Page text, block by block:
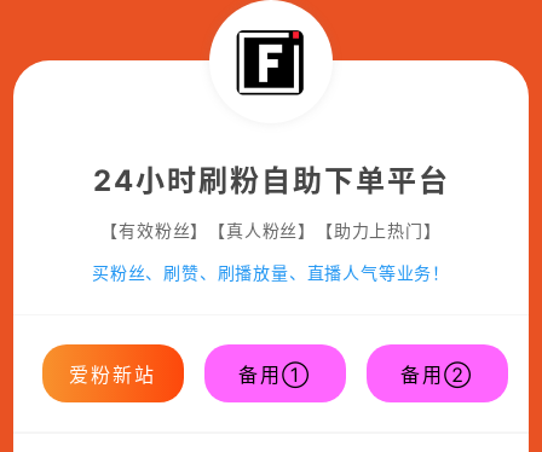
24小时刷粉自助下单平台
【有效粉丝】【真人粉丝】【助力上热门】
买粉丝、刷赞、刷播放量、直播人气等业务！
爱粉新站 备用① 备用②